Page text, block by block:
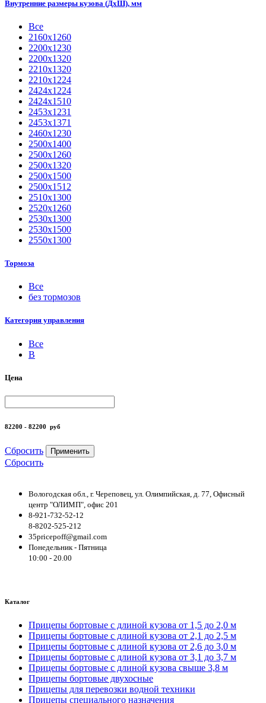
Внутренние размеры кузова (ДхШ), мм
Все
2160х1260
2200х1230
2200х1320
2210x1320
2210х1224
2424х1224
2424х1510
2453х1231
2453х1371
2460х1230
2500x1400
2500х1260
2500х1320
2500х1500
2500х1512
2510х1300
2520х1260
2530х1300
2530х1500
2550х1300
Тормоза
Все
без тормозов
Категория управления
Все
B
Цена
82200 - 82200 руб
Сбросить Применить
Сбросить
Вологодская обл., г. Череповец, ул. Олимпийская, д. 77, Офисный
центр "ОЛИМП", офис 201
8-921-732-52-12
8-8202-525-212
35pricepoff@gmail.com
Понедельник - Пятница
10:00 - 20.00
Каталог
Прицепы бортовые с длиной кузова от 1,5 до 2,0 м
Прицепы бортовые с длиной кузова от 2,1 до 2,5 м
Прицепы бортовые с длиной кузова от 2,6 до 3,0 м
Прицепы бортовые с длиной кузова от 3,1 до 3,7 м
Прицепы бортовые с длиной кузова свыше 3,8 м
Прицепы бортовые двухосные
Прицепы для перевозки водной техники
Прицепы специального назначения